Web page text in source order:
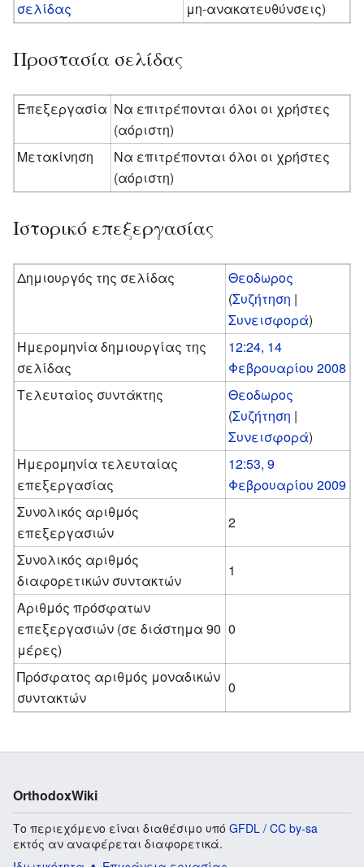
σελίδας
μη-ανακατευθύνσεις)
Προστασία σελίδας
Επεξεργασία Να επιτρέπονται όλοι οι χρήστες
(αόριστη)
Μετακίνηση
Να επιτρέπονται όλοι οι χρήστες
(αόριστη)
Ιστορικό επεξεργασίας
Δημιουργός της σελίδας
Θεοδωρος
(Συζήτηση |
Συνεισφορά)
Ημερομηνία δημιουργίας της
σελίδας
12:24, 14
Φεβρουαρίου 2008
Τελευταίος συντάκτης
Θεοδωρος
(Συζήτηση |
Συνεισφορά)
Ημερομηνία τελευταίας
επεξεργασίας
12:53, 9
Φεβρουαρίου 2009
Συνολικός αριθμός
επεξεργασιών
2
Συνολικός αριθμός
διαφορετικών συντακτών
1
Αριθμός πρόσφατων
επεξεργασιών (σε διάστημα 90
μέρες)
0
Πρόσφατος αριθμός μοναδικών
συντακτών
0
OrthodoxWiki
Το περιεχόμενο είναι διαθέσιμο υπό GFDL / CC by-sa
εκτός αν αναφέρεται διαφορετικά.